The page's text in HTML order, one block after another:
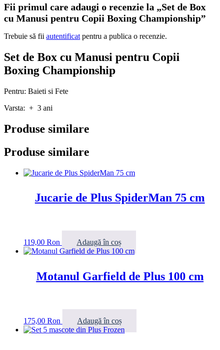
Fii primul care adaugi o recenzie la „Set de Box
cu Manusi pentru Copii Boxing Championship”
Trebuie să fii autentificat pentru a publica o recenzie.
Set de Box cu Manusi pentru Copii
Boxing Championship
Pentru: Baieti si Fete
Varsta: + 3 ani
Produse similare
Produse similare
Jucarie de Plus SpiderMan 75 cm
119,00 Ron Adaugă în coș
Motanul Garfield de Plus 100 cm
175,00 Ron Adaugă în coș